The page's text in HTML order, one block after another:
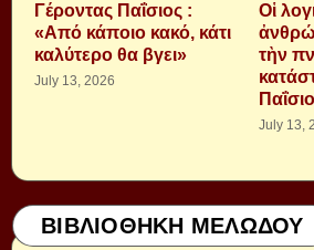
Γέροντας Παΐσιος :
«Από κάποιο κακό, κάτι
καλύτερο θα βγει»
July 13, 2026
Οἱ
τὴν
July 13,
ΒΙΒΛΙΟΘΗΚΗ ΜΕΛΩΔΟΥ